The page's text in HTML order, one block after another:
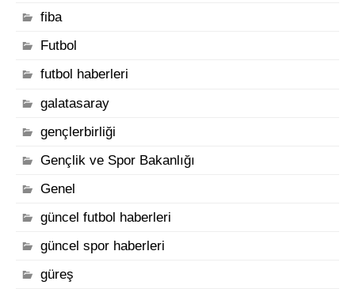
fiba
Futbol
futbol haberleri
galatasaray
gençlerbirliği
Gençlik ve Spor Bakanlığı
Genel
güncel futbol haberleri
güncel spor haberleri
güreş